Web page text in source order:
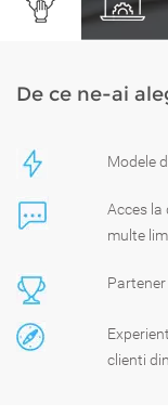
De ce ne-ai
Modele
Acces la
multe
clienti